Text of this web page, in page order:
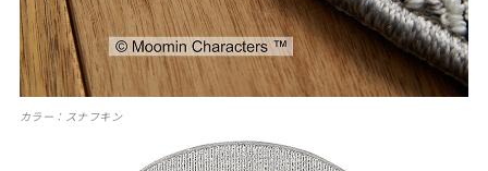
カラー：スナフキン